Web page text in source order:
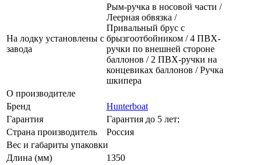
На лодку установлены с
завода
Рым-ручка в носовой части /
Леерная обвязка /
Привальный брус с
брызгоотбойником / 4 ПВХ-
ручки по внешней стороне
баллонов / 2 ПВХ-ручки на
концевиках баллонов / Ручка
шкипера
О производителе
Бренд
Hunterboat
Гарантия
Гарантия до 5 лет;
Страна производитель
Россия
Вес и габариты упаковки
Длина (мм)
1350